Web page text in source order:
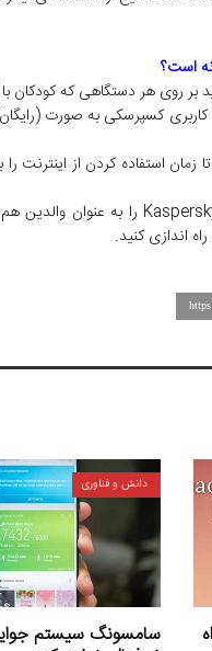
کسپرسکی به صورت
استفاده کردن از اینترنت
اندازی کنید.
دانش و فناوری
سامسونگ سیستم